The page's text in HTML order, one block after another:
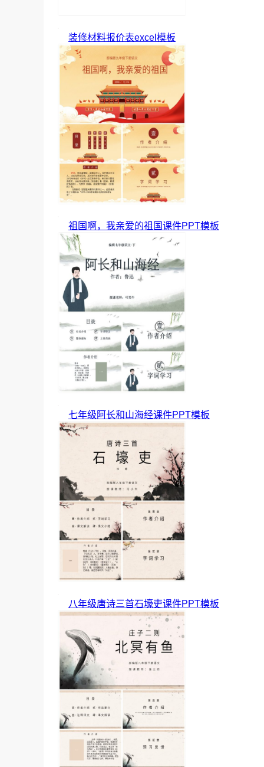
装修材料报价表excel模板
祖国啊，我亲爱的祖国课件PPT模板
七年级阿长和山海经课件PPT模板
八年级唐诗三首石壕吏课件PPT模板